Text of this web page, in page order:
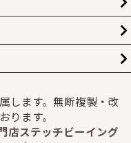
します。無断複製・改
ります。
店ステッチビーイング